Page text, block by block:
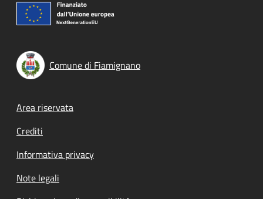
Comune di Fiamignano
Footer menu
Area riservata
Crediti
Informativa privacy
Note legali